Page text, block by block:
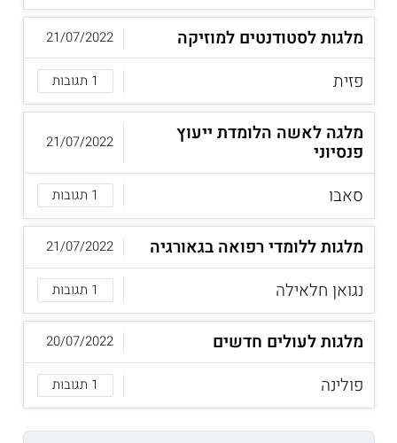
מלגות לסטודנטים למוזיקה
פזית
1 תגובות
21/07/2022
מלגה לאשה הלומדת ייעוץ
פנסיוני
סאבו
1 תגובות
21/07/2022
מלגות ללומדי רפואה בגאורגיה
נגואן חלאילה
1 תגובות
21/07/2022
מלגות לעולים חדשים
פולינה
1 תגובות
20/07/2022